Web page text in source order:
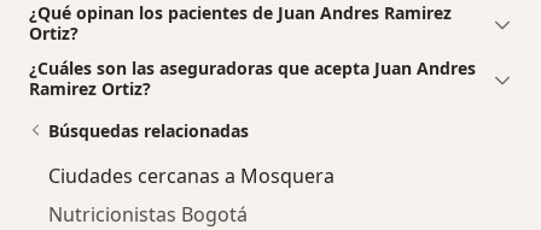
¿Qué opinan los pacientes de Juan Andres Ramirez
Ortiz?
¿Cuáles son las aseguradoras que acepta Juan Andres
Ramirez Ortiz?
Búsquedas relacionadas
Ciudades cercanas a Mosquera
Nutricionistas Bogotá